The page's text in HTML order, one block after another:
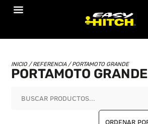
INICIO/ REFERENCIA / PORTAMOTO GRANDE
PORTAMOTO GRANDE